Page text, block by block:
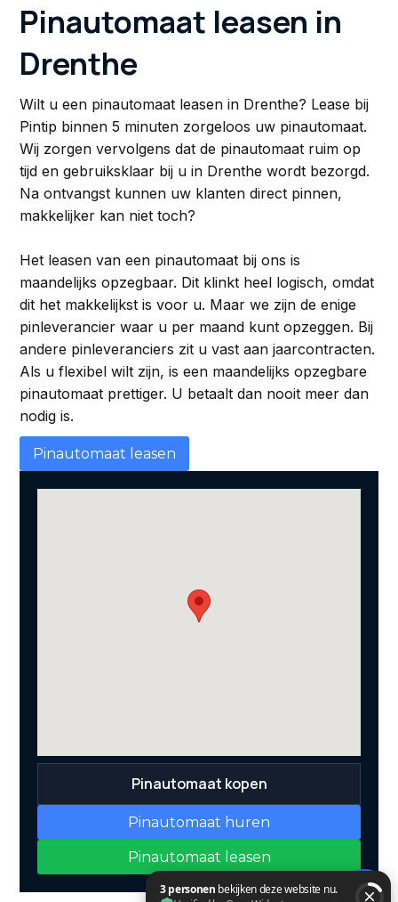
Pinautomaat leasen in
Drenthe
Wilt u een pinautomaat leasen in Drenthe? Lease bij
Pintip binnen 5 minuten zorgeloos uw pinautomaat.
Wij zorgen vervolgens dat de pinautomaat ruim op
tijd en gebruiksklaar bij u in Drenthe wordt bezorgd.
Na ontvangst kunnen uw klanten direct pinnen,
makkelijker kan niet toch?
Het leasen van een pinautomaat bij ons is
maandelijks opzegbaar. Dit klinkt heel logisch, omdat
dit het makkelijkst is voor u. Maar we zijn de enige
pinleverancier waar u per maand kunt opzeggen. Bij
andere pinleveranciers zit u vast aan jaarcontracten.
Als u flexibel wilt zijn, is een maandelijks opzegbare
pinautomaat prettiger. U betaalt dan nooit meer dan
nodig is.
Pinautomaat leasen
Pinautomaat kopen
Pinautomaat huren
Pinautomaat leasen